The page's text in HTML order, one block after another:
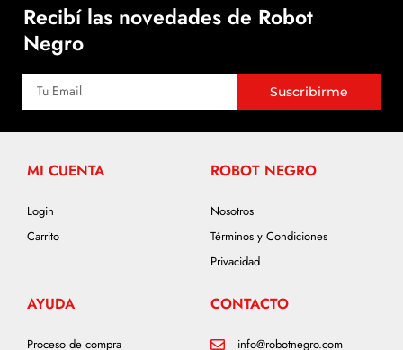
Recibí las novedades de Robot
Negro
Suscribirme
MI CUENTA
Login
Carrito
ROBOT NEGRO
Nosotros
Términos y Condiciones
Privacidad
AYUDA
Proceso de compra
CONTACTO
info@robotnegro.com